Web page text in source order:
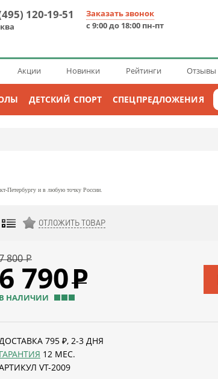
120-19-51
Заказать звонок
с 9:00 до 18:00 пн-пт
Акции Новинки Рейтинги Отзывы
ДЕТСКИЙ СПОРТ СПЕЦПРЕДЛОЖЕНИЯ
Петербургу и в любую точку России.
ДОБАВИТЬ К СРАВНЕНИЮ
ОТЛОЖИТЬ ТОВАР
800 Р
6 790Р
В НАЛИЧИИ
795 ₽, 2-3 ДНЯ
ГАРАНТИЯ 12 МЕС.
VT-2009